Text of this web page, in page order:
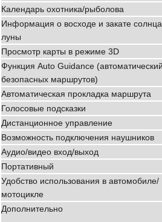
Календарь охотника/рыболова
Информация о восходе и закате
луны
Просмотр карты в режиме 3D
Функция Auto Guidance
безопасных маршрутов)
Автоматическая прокладка маршрута
Голосовые подсказки
Дистанционное управление
Возможность подключения наушников
Аудио/видео вход/выход
Портативный
Удобство использования в автомобиле/
мотоцикле
Дополнительно